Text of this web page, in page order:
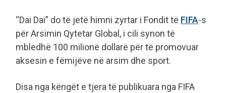
“Dai Dai” do të jetë himni zyrtar i Fondit të FIFA-s
për Arsimin Qytetar Global, i cili synon të
mbledhë 100 milionë dollarë për të promovuar
aksesin e fëmijëve në arsim dhe sport.
Disa nga këngët e tjera të publikuara nga FIFA